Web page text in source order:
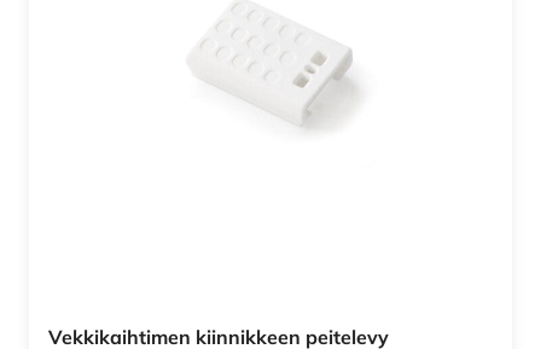
Vekkikaihtimen kiinnikkeen peitelevy